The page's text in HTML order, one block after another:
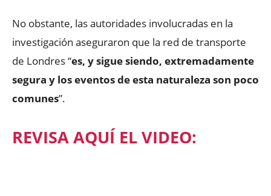
No obstante, las autoridades involucradas en la
investigación aseguraron que la red de transporte
de Londres “es, y sigue siendo, extremadamente
segura y los eventos de esta naturaleza son poco
comunes”.
REVISA AQUÍ EL VIDEO: